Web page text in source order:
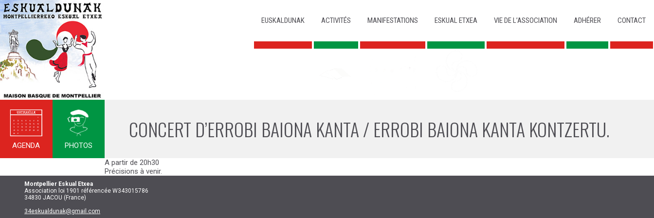
EUSKALDUNAK
ACTIVITÉS MANIFESTATIONS ESKUAL ETXEA VIE DE L’ASSOCIATION ADHÉRER CONTACT
CONCERT D’ERROBI BAIONA KANTA / ERROBI BAIONA KANTA KONTZERTU.
A partir de 20h30
Précisions à venir.
AGENDA PHOTOS
Montpellier Eskual Etxea
Association loi 1901 référencée W343015786
34830 JACOU (France)
34eskualdunak@gmail.com